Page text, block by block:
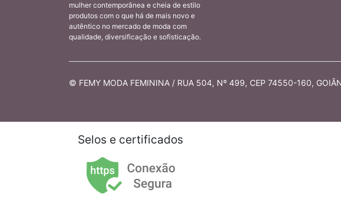
mulher contemporânea e cheia de estilo
produtos com o que há de mais novo e
autêntico no mercado de moda com
qualidade, diversificação e sofisticação.
© FEMY MODA FEMININA / RUA 504, Nº 499, CEP 74550-160,
Selos e certificados